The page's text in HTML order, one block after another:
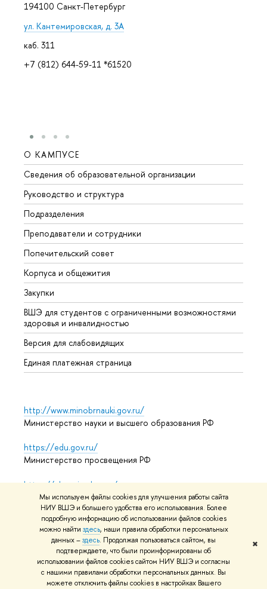
Мы используем файлы cookies для улучшения работы сайта
НИУ ВШЭ и большего удобства его использования. Более
подробную информацию об использовании файлов cookies
можно найти здесь, наши правила обработки персональных
данных –здесь. Продолжая пользоваться сайтом, вы
подтверждаете, что были проинформированы об
использовании файлов cookies сайтом НИУ ВШЭ и согласны
с нашими правилами обработки персональных данных. Вы
можете отключить файлы cookies в настройках Вашего
✖
194100 Санкт-Петербург
ул. Кантемировская, д. 3А
каб. 311
+7 (812) 644-59-11 *61520
О КАМПУСЕ
Сведения об образовательной организации
Руководство и структура
Подразделения
Преподаватели и сотрудники
Попечительский совет
Корпуса и общежития
Закупки
ВШЭ для студентов с ограниченными возможностями
здоровья и инвалидностью
Версия для слабовидящих
Единая платежная страница
http://www.minobrnauki.gov.ru/
Министерство науки и высшего образования РФ
https://edu.gov.ru/
Министерство просвещения РФ
https://elearning.hse.ru/mooc
Массовые открытые онлайн-курсы
© НИУ ВШЭ 1993–2026 Адреса и контактыУсловия
использования материаловПолитика конфиденциальности
Карта сайта
Редактору